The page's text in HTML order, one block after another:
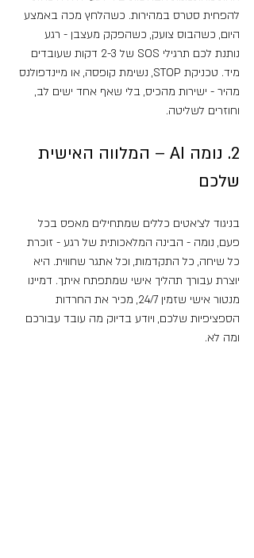
להפחית סטרס במהירות. כשהלחץ מכה באמצע
היום, כשהבוס צועק, כשהפקק מעצבן - רגע
נותנת לכם תרגילי SOS של 2-3 דקות שעובדים
מיד. טכניקת STOP, נשימת קופסה, או מיינדפולנס
מהיר - ישירות מהכיס, בלי שאף אחד ישים לב,
וחוזרים לשליטה.
2. נומה AI – המלווה האישית
שלכם
בניגוד לצ׳אטים כללים שמתחילים מאפס בכל
פעם, נומה - הבינה המלאכותית של רגע - זוכרת
כל שיחה, כל התקדמות, וכל אתגר שחווית. היא
יוצרת עבורך תהליך אישי שמתפתח איתך. דמיינו
מנטור אישי שזמין 24/7, מכיר את החרדות
הספציפיות שלכם, ויודע בדיוק מה עובד עבורכם
ומה לא.